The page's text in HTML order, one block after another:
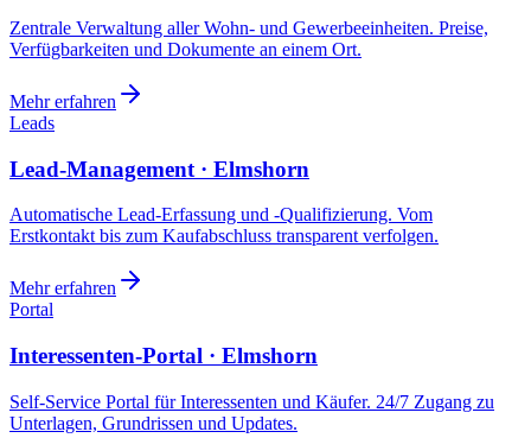
Zentrale Verwaltung aller Wohn- und Gewerbeeinheiten. Preise,
Verfügbarkeiten und Dokumente an einem Ort.
Mehr erfahren
Leads
Lead-Management · Elmshorn
Automatische Lead-Erfassung und -Qualifizierung. Vom
Erstkontakt bis zum Kaufabschluss transparent verfolgen.
Mehr erfahren
Portal
Interessenten-Portal · Elmshorn
Self-Service Portal für Interessenten und Käufer. 24/7 Zugang zu
Unterlagen, Grundrissen und Updates.